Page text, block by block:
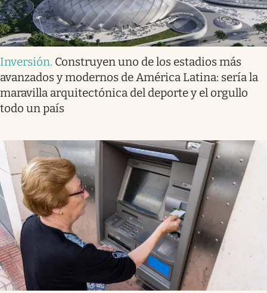
Inversión. Construyen uno de los estadios más
avanzados y modernos de América Latina: sería la
maravilla arquitectónica del deporte y el orgullo
todo un país